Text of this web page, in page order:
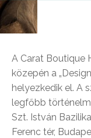
A Carat Boutique
közepén a
helyezkedik el. A
legfőbb
Szt. István
Ferenc tér,